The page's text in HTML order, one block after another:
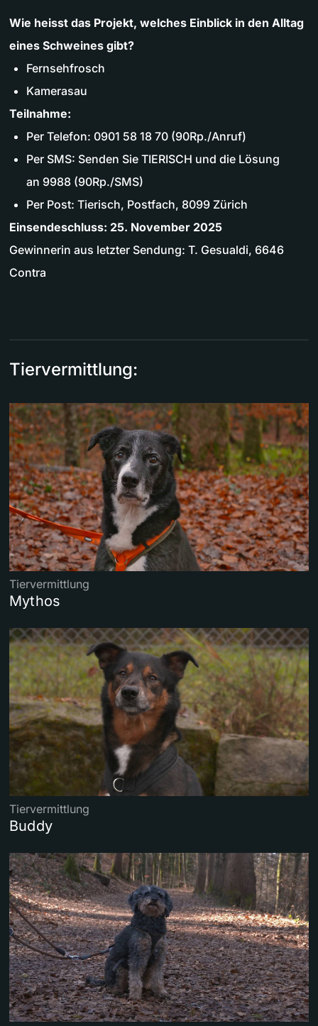
Wie heisst das Projekt, welches Einblick in den Alltag
eines Schweines gibt?
Fernsehfrosch
Kamerasau
Teilnahme:
Per Telefon: 0901 58 18 70 (90Rp./Anruf)
Per SMS: Senden Sie TIERISCH und die Lösung
an 9988 (90Rp./SMS)
Per Post: Tierisch, Postfach, 8099 Zürich
Einsendeschluss: 25. November 2025
Gewinnerin aus letzter Sendung: T. Gesualdi, 6646
Contra
Tiervermittlung:
Tiervermittlung
Mythos
Tiervermittlung
Buddy